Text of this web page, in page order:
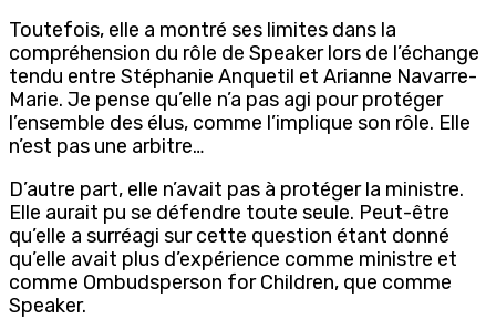
Toutefois, elle a montré ses limites dans la
compréhension du rôle de Speaker lors de l’échange
tendu entre Stéphanie Anquetil et Arianne Navarre-
Marie. Je pense qu’elle n’a pas agi pour protéger
l’ensemble des élus, comme l’implique son rôle. Elle
n’est pas une arbitre…
D’autre part, elle n’avait pas à protéger la ministre.
Elle aurait pu se défendre toute seule. Peut-être
qu’elle a surréagi sur cette question étant donné
qu’elle avait plus d’expérience comme ministre et
comme Ombudsperson for Children, que comme
Speaker.